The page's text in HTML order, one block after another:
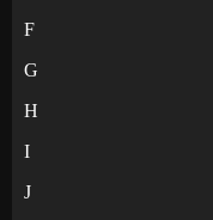
F
G
H
I
J